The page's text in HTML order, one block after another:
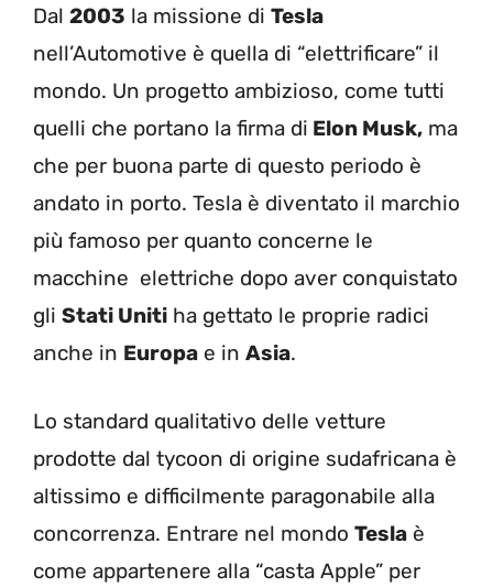
Dal 2003 la missione di Tesla
nell’Automotive è quella di “elettrificare” il
mondo. Un progetto ambizioso, come tutti
quelli che portano la firma di Elon Musk, ma
che per buona parte di questo periodo è
andato in porto. Tesla è diventato il marchio
più famoso per quanto concerne le
macchine elettriche dopo aver conquistato
gli Stati Uniti ha gettato le proprie radici
anche in Europa e in Asia.
Lo standard qualitativo delle vetture
prodotte dal tycoon di origine sudafricana è
altissimo e difficilmente paragonabile alla
concorrenza. Entrare nel mondo Tesla è
come appartenere alla “casta Apple” per